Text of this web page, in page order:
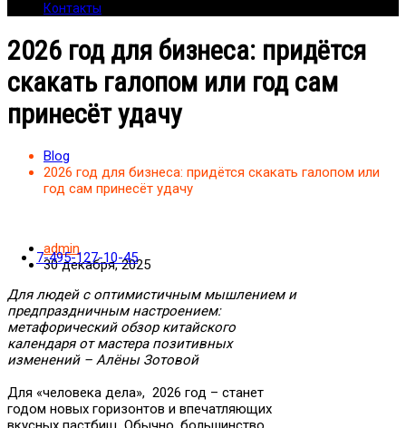
7-495-127-10-45
Контакты
2026 год для бизнеса: придётся
скакать галопом или год сам
принесёт удачу
Blog
2026 год для бизнеса: придётся скакать галопом или
год сам принесёт удачу
admin
30 декабря, 2025
Для людей с оптимистичным мышлением и
предпраздничным настроением:
метафорический обзор китайского
календаря от мастера позитивных
изменений – Алёны Зотовой
Для «человека дела», 2026 год – станет
годом новых горизонтов и впечатляющих